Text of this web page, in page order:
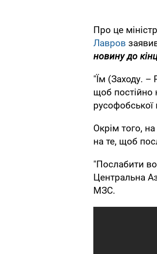
Про це
Лавров
новину до
"Їм (Заходу. –
щоб постійно
русофобської
Окрім того,
на те, щоб
"Послабити
Центральна
МЗС.